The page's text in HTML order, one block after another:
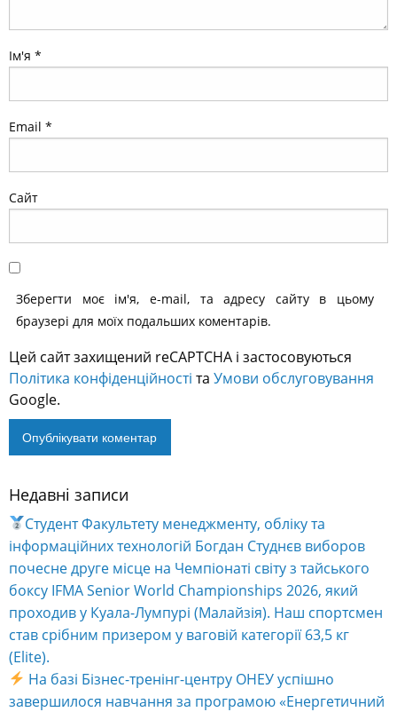
Ім'я *
Email *
Сайт
Зберегти моє ім'я, e-mail, та адресу сайту в цьому
браузері для моїх подальших коментарів.
Цей сайт захищений reCAPTCHA і застосовуються
Політика конфіденційності та Умови обслуговування
Google.
Alternative:
Недавні записи
Студент Факультету менеджменту, обліку та
інформаційних технологій Богдан Студнєв виборов
почесне друге місце на Чемпіонаті світу з тайського
боксу IFMA Senior World Championships 2026, який
проходив у Куала-Лумпурі (Малайзія). Наш спортсмен
став срібним призером у ваговій категорії 63,5 кг
(Elite).
На базі Бізнес-тренінг-центру ОНЕУ успішно
завершилося навчання за програмою «Енергетичний